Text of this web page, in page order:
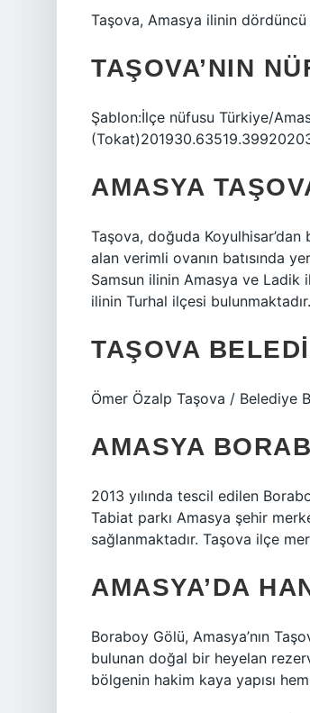
Taşova, Amasya ilinin
TAŞOVA’NIN
Şablon:İlçe nüfusu Türkiye/
AMASYA
Taşova, doğuda
alan verimli ovanın batısında
Samsun ilinin Amasya ve Ladik
ilinin Turhal ilçesi bulunmaktadır.
TAŞOVA
Ömer Özalp Taşova / Belediye
AMASYA
2013 yılında tescil edilen
Tabiat parkı Amasya şehir
sağlanmaktadır. Taşova ilçe
AMASYA’DA
Boraboy Gölü, Amasya’nın
bulunan doğal bir heyelan
bölgenin hakim kaya yapısı